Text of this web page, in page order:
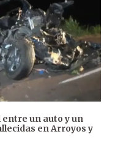
un auto y un
en Arroyos y